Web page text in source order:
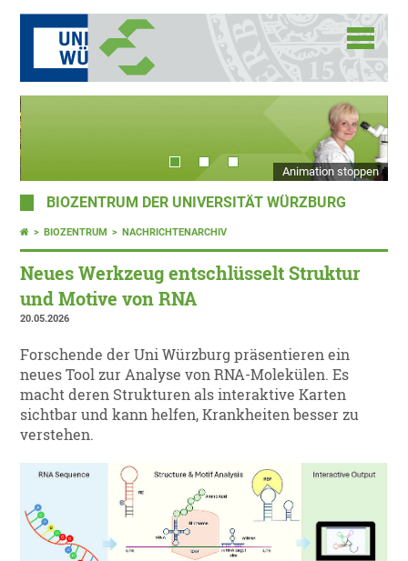
Animation stoppen
BIOZENTRUM DER UNIVERSITÄT WÜRZBURG
BIOZENTRUM NACHRICHTENARCHIV
Neues Werkzeug entschlüsselt Struktur
und Motive von RNA
20.05.2026
Forschende der Uni Würzburg präsentieren ein
neues Tool zur Analyse von RNA-Molekülen. Es
macht deren Strukturen als interaktive Karten
sichtbar und kann helfen, Krankheiten besser zu
verstehen.